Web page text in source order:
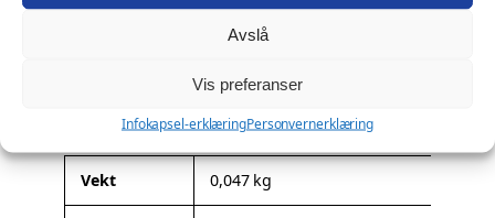
Avslå
Vis preferanser
Infokapsel-erklæringPersonvernerklæring
l
Ønsker du profilering?
spesialtilpasning. Les mer om mulighetene her:
Tilleggsinformasjon
A
t
Vekt 0,047 kg